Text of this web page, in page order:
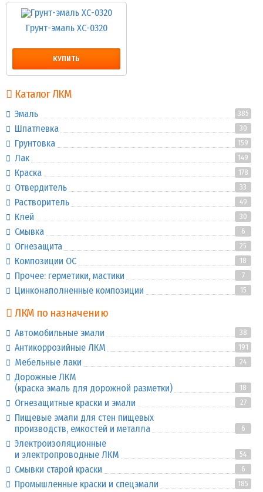
Грунт-эмаль ХС-0320
КУПИТЬ
Каталог ЛКМ
Эмаль 385
Шпатлевка 30
Грунтовка 159
Лак 149
Краска 178
Отвердитель 33
Растворитель 49
Клей 30
Смывка 6
Огнезащита 25
Композиции ОС 18
Прочее: герметики, мастики 7
Цинконаполненные композиции 15
ЛКМ по назначению
Автомобильные эмали 38
Антикоррозийные ЛКМ 191
Мебельные лаки 24
Дорожные ЛКМ
(краска эмаль для дорожной разметки)
18
Огнезащитные краски и эмали 27
Пищевые эмали для стен пищевых
производств, емкостей и металла
6
Электроизоляционные
и электропроводные ЛКМ
54
Смывки старой краски 6
Промышленные краски и спецэмали 185